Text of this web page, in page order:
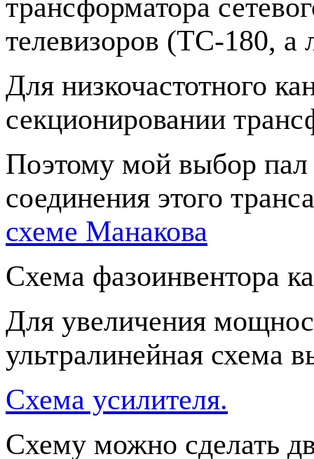
трансформатора
телевизоров (ТС-180,
Для низкочастотного
секционировании
Поэтому мой выбор
соединения этого
схеме Манакова
Схема фазоинвентора
Для увеличения
ультралинейная схема
Схема усилителя.
Схему можно сделать